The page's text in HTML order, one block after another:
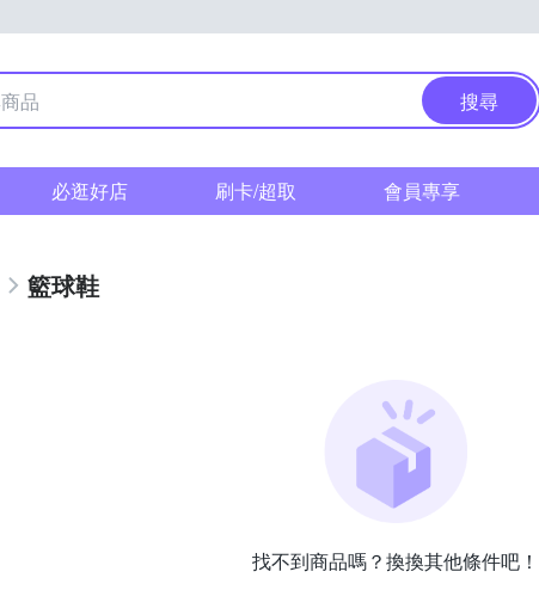
搜尋
必逛好店 刷卡/超取 會員專享
籃球鞋
找不到商品嗎？換換其他條件吧！